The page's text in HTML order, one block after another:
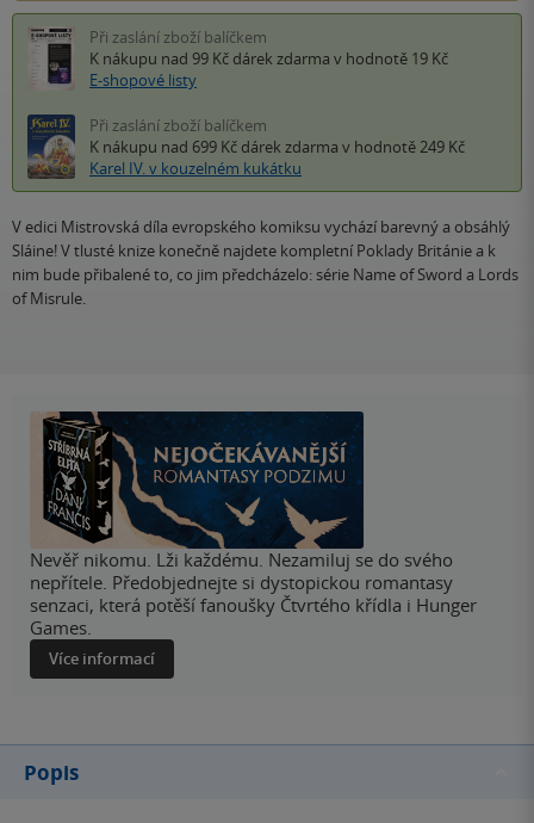
Při zaslání zboží balíčkem
K nákupu nad 99 Kč dárek zdarma v hodnotě 19 Kč
E-shopové listy
Při zaslání zboží balíčkem
K nákupu nad 699 Kč dárek zdarma v hodnotě 249 Kč
Karel IV. v kouzelném kukátku
V edici Mistrovská díla evropského komiksu vychází barevný a obsáhlý
Sláine! V tlusté knize konečně najdete kompletní Poklady Británie a k
nim bude přibalené to, co jim předcházelo: série Name of Sword a Lords
of Misrule.
Nevěř nikomu. Lži každému. Nezamiluj se do svého
nepřítele. Předobjednejte si dystopickou romantasy
senzaci, která potěší fanoušky Čtvrtého křídla i Hunger
Games.
Více informací
Popis